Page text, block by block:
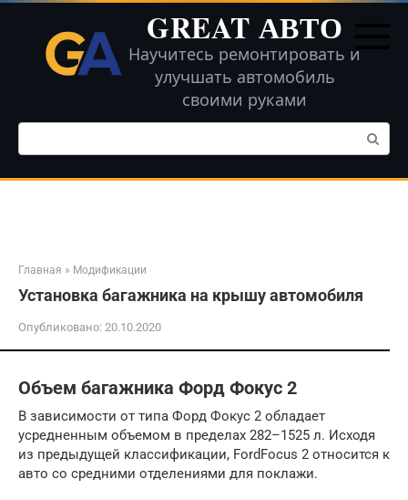
Перейти
контенту
GREAT АВТО
Научитесь ремонтировать и
улучшать автомобиль
своими руками
Поиск:
Главная » Модификации
Установка багажника на крышу автомобиля
Опубликовано: 20.10.2020
Объем багажника Форд Фокус 2
В зависимости от типа Форд Фокус 2 обладает
усредненным объемом в пределах 282–1525 л. Исходя
из предыдущей классификации, FordFocus 2 относится к
авто со средними отделениями для поклажи.